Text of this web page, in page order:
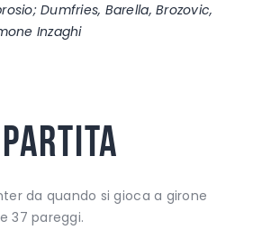
Dumfries, Barella, Brozovic,
Inzaghi
da quando si gioca a girone
37 pareggi.